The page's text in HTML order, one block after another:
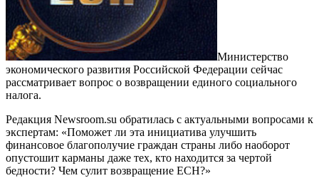
Министерство
экономического развития Российской Федерации сейчас
рассматривает вопрос о возвращении единого социального
налога.
Редакция Newsroom.su обратилась с актуальными вопросами к
экспертам: «Поможет ли эта инициатива улучшить
финансовое благополучие граждан страны либо наоборот
опустошит карманы даже тех, кто находится за чертой
бедности? Чем сулит возвращение ЕСН?»